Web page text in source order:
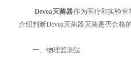
Devea灭菌器作为医疗和实验
介绍判断Devea灭菌器灭菌是否合格
一、物理监测法